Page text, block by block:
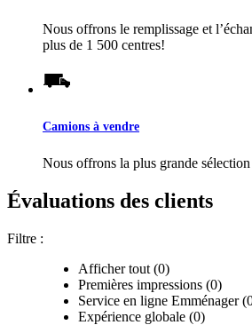
Nous offrons le remplissage et
plus de 1 500 centres!
Camions à vendre
Nous offrons la plus grande
Évaluations des clients
Filtre :
Afficher tout (0)
Premières impressions (0)
Service en ligne Emménager
Expérience globale (0)